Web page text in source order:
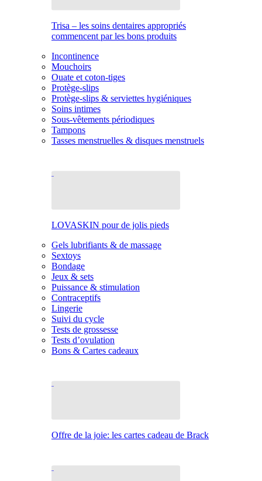
Trisa – les soins dentaires appropriés
commencent par les bons produits
Incontinence
Mouchoirs
Ouate et coton-tiges
Protège-slips
Protège-slips & serviettes hygiéniques
Soins intimes
Sous-vêtements périodiques
Tampons
Tasses menstruelles & disques menstruels
LOVASKIN pour de jolis pieds
Gels lubrifiants & de massage
Sextoys
Bondage
Jeux & sets
Puissance & stimulation
Contraceptifs
Lingerie
Suivi du cycle
Tests de grossesse
Tests d’ovulation
Bons & Cartes cadeaux
Offre de la joie: les cartes cadeau de Brack